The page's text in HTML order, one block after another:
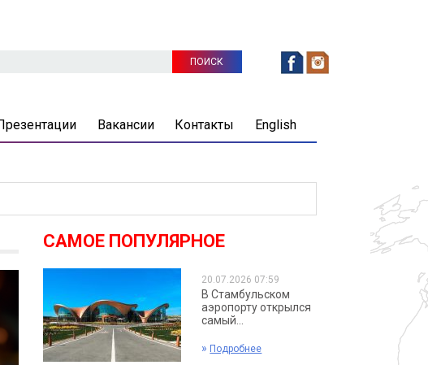
Вакансии Контакты English
САМОЕ ПОПУЛЯРНОЕ
20.07.2026 07:59
В Стамбульском
аэропорту открылся
самый...
» Подробнее